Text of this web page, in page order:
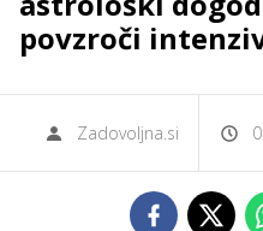
povzroči
Zadovoljna.si